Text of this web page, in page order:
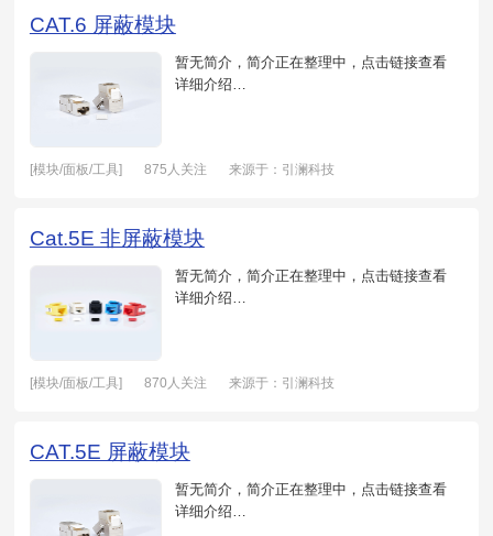
CAT.6 屏蔽模块
暂无简介，简介正在整理中，点击链接查看
详细介绍…
[模块/面板/工具] 875人关注
来源于：引澜科技
Cat.5E 非屏蔽模块
暂无简介，简介正在整理中，点击链接查看
详细介绍…
[模块/面板/工具] 870人关注
来源于：引澜科技
CAT.5E 屏蔽模块
暂无简介，简介正在整理中，点击链接查看
详细介绍…